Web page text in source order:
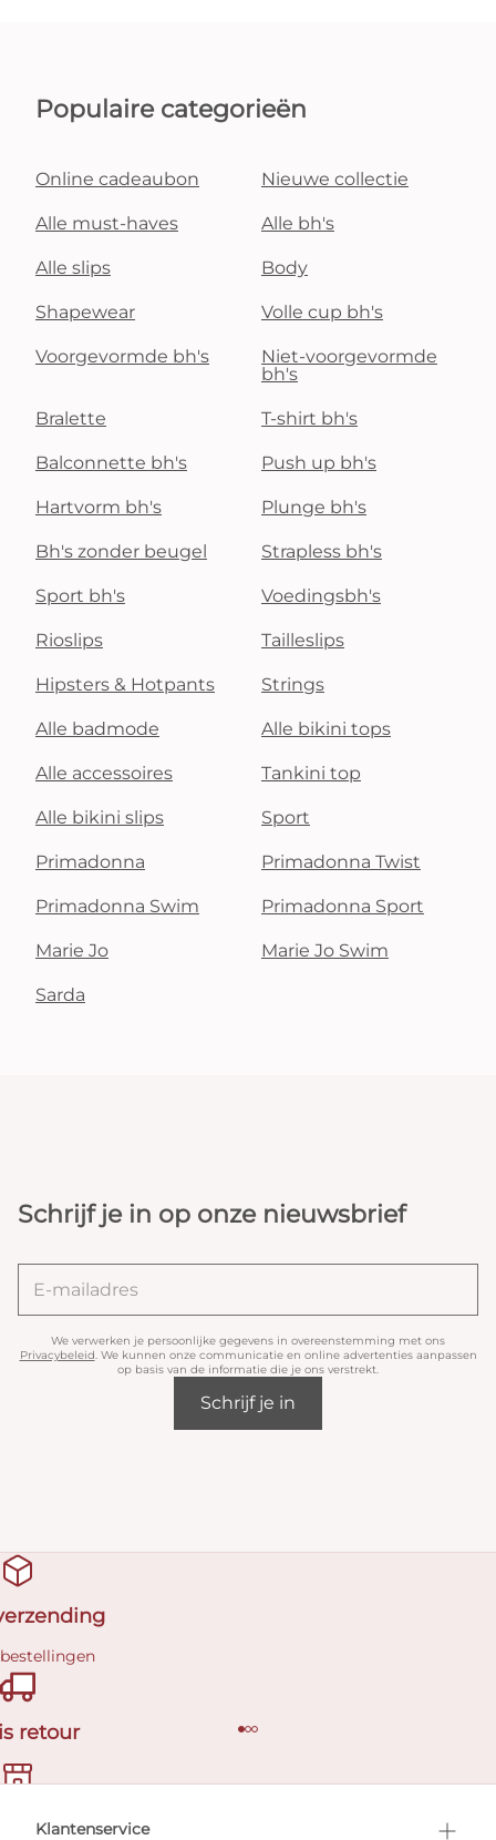
Populaire categorieën
Online cadeaubon Nieuwe collectie
Alle must-haves Alle bh's
Alle slips Body
Shapewear Volle cup bh's
Voorgevormde bh's
Niet-voorgevormde
bh's
Bralette T-shirt bh's
Balconnette bh's Push up bh's
Hartvorm bh's Plunge bh's
Bh's zonder beugel Strapless bh's
Sport bh's Voedingsbh's
Rioslips Tailleslips
Hipsters & Hotpants Strings
Alle badmode Alle bikini tops
Alle accessoires Tankini top
Alle bikini slips Sport
Primadonna Primadonna Twist
Primadonna Swim Primadonna Sport
Marie Jo Marie Jo Swim
Sarda
Schrijf je in op onze nieuwsbrief
We verwerken je persoonlijke gegevens in overeenstemming met ons
Privacybeleid. We kunnen onze communicatie en online advertenties aanpassen
op basis van de informatie die je ons verstrekt.
Schrijf je in
retour
afspraak
Klantenservice